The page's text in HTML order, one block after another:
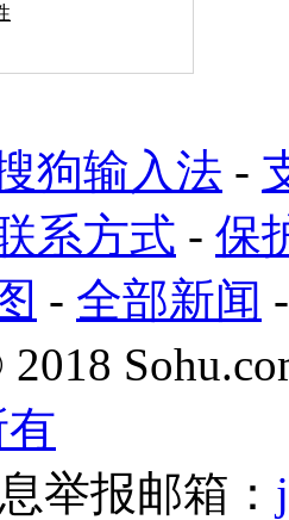
狗输入法 -
系方式 - 保
- 全部新闻
2018
举报邮箱：